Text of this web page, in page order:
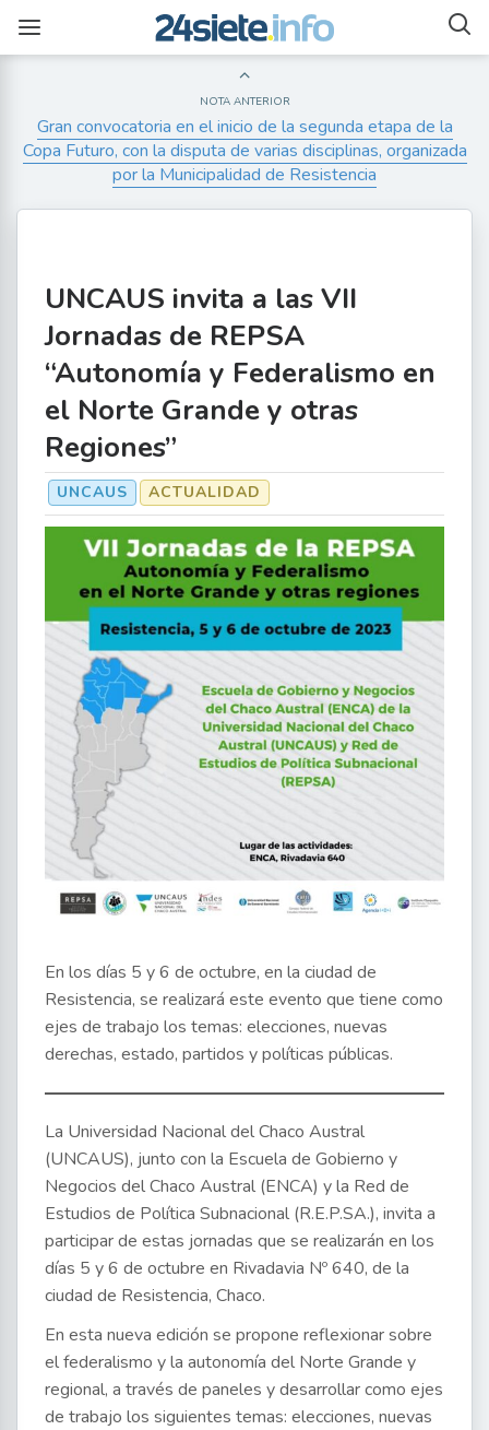
NOTA ANTERIOR
Gran convocatoria en el inicio de la segunda etapa de la
Copa Futuro, con la disputa de varias disciplinas, organizada
por la Municipalidad de Resistencia
UNCAUS invita a las VII
Jornadas de REPSA
“Autonomía y Federalismo en
el Norte Grande y otras
Regiones”
UNCAUS ACTUALIDAD
En los días 5 y 6 de octubre, en la ciudad de
Resistencia, se realizará este evento que tiene como
ejes de trabajo los temas: elecciones, nuevas
derechas, estado, partidos y políticas públicas.
La Universidad Nacional del Chaco Austral
(UNCAUS), junto con la Escuela de Gobierno y
Negocios del Chaco Austral (ENCA) y la Red de
Estudios de Política Subnacional (R.E.P.SA.), invita a
participar de estas jornadas que se realizarán en los
días 5 y 6 de octubre en Rivadavia Nº 640, de la
ciudad de Resistencia, Chaco.
En esta nueva edición se propone reflexionar sobre
el federalismo y la autonomía del Norte Grande y
regional, a través de paneles y desarrollar como ejes
de trabajo los siguientes temas: elecciones, nuevas